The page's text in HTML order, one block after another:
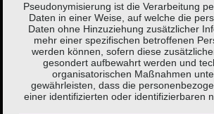
Pseudonymisierung ist die Verarbeitung
Daten in einer Weise, auf welche die
Daten ohne Hinzuziehung zusätzlicher
mehr einer spezifischen betroffenen
werden können, sofern diese
gesondert aufbewahrt werden und
organisatorischen Maßnahmen
gewährleisten, dass die
einer identifizierten oder identifizierbaren